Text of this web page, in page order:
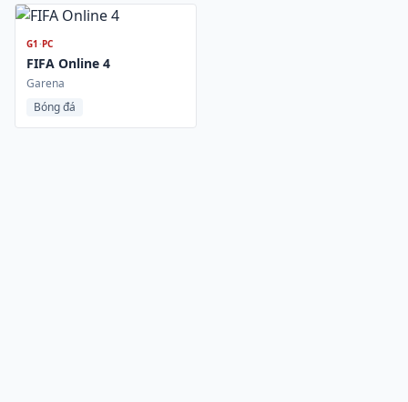
G1·PC
FIFA Online 4
Garena
Bóng đá